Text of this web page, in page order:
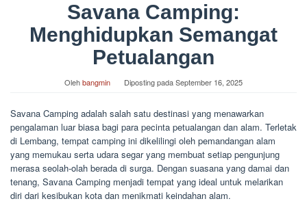
Savana Camping:
Menghidupkan Semangat
Petualangan
Olehbangmin Diposting padaSeptember 16, 2025
Savana Camping adalah salah satu destinasi yang menawarkan
pengalaman luar biasa bagi para pecinta petualangan dan alam. Terletak
di Lembang, tempat camping ini dikelilingi oleh pemandangan alam
yang memukau serta udara segar yang membuat setiap pengunjung
merasa seolah-olah berada di surga. Dengan suasana yang damai dan
tenang, Savana Camping menjadi tempat yang ideal untuk melarikan
diri dari kesibukan kota dan menikmati keindahan alam.